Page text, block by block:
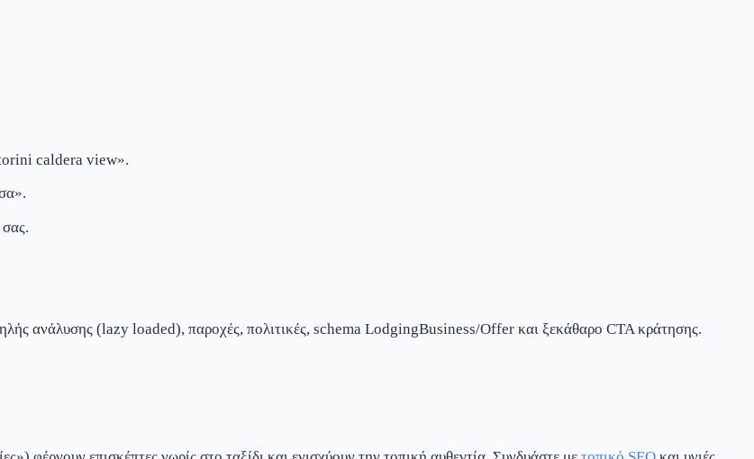
caldera view».
ανάλυσης (lazy loaded), παροχές, πολιτικές, schema LodgingBusiness/Offer και ξεκάθαρο CTA κράτησης.